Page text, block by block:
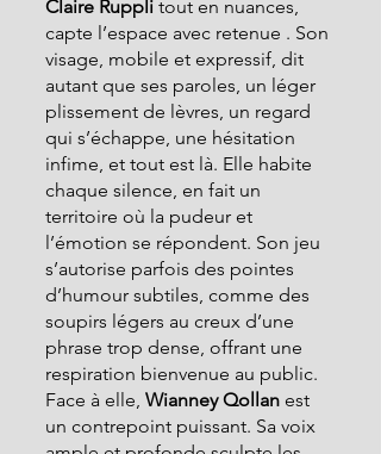
Claire Ruppli tout en nuances,
capte l’espace avec retenue . Son
visage, mobile et expressif, dit
autant que ses paroles, un léger
plissement de lèvres, un regard
qui s’échappe, une hésitation
infime, et tout est là. Elle habite
chaque silence, en fait un
territoire où la pudeur et
l’émotion se répondent. Son jeu
s’autorise parfois des pointes
d’humour subtiles, comme des
soupirs légers au creux d’une
phrase trop dense, offrant une
respiration bienvenue au public.
Face à elle, Wianney Qollan est
un contrepoint puissant. Sa voix